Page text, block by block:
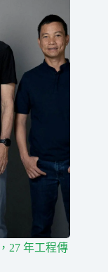
27 年工程傳